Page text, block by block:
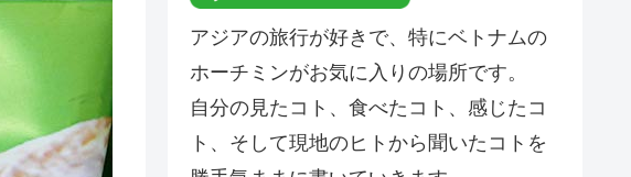
アジアの旅行が好きで、特にベトナムの
ホーチミンがお気に入りの場所です。
自分の見たコト、食べたコト、感じたコ
ト、そして現地のヒトから聞いたコトを